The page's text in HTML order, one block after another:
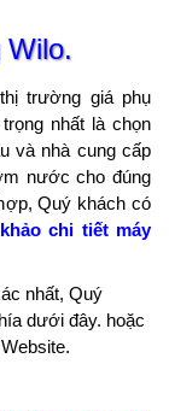
Wilo.
trường giá phụ
nhất là chọn
và nhà cung cấp
nước cho đúng
Quý khách có
chi tiết máy
nhất, Quý
dưới đây. hoặc